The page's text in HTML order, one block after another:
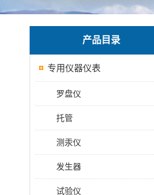
产品目录
专用仪器仪表
罗盘仪
托管
测汞仪
发生器
试验仪